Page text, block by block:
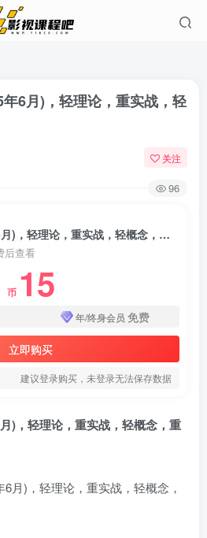
6月)，轻理论，重实战，轻
关注
96
老A营销训练营(更25年6月)，轻理论，重实战，轻概念，重本质
后查看
币 15
年/终身会员 免费
立即购买
建议登录购买，未登录无法保存数据
)，轻理论，重实战，轻概念，重